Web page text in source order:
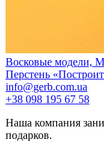
Восковые модели,
Перстень
info@gerb.com.ua
+38 098 195 67 58
Наша компания
подарков.